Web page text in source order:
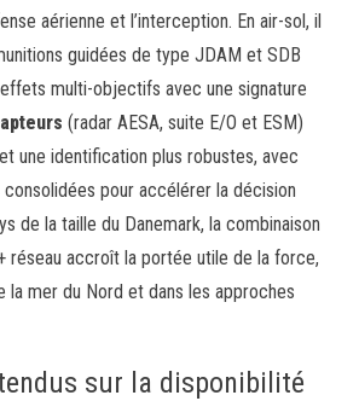
aérienne et l’interception. En air-sol, il
guidées de type JDAM et SDB
multi-objectifs avec une signature
(radar AESA, suite E/O et ESM)
une identification plus robustes, avec
pour accélérer la décision
de la taille du Danemark, la combinaison
réseau accroît la portée utile de la force,
la mer du Nord et dans les approches
sur la disponibilité